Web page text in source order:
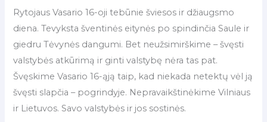
Rytojaus Vasario 16-oji tebūnie šviesos ir džiaugsmo
diena. Tevyksta šventinės eitynės po spindinčia Saule ir
giedru Tėvynės dangumi. Bet neužsimirškime – švęsti
valstybės atkūrimą ir ginti valstybę nėra tas pat.
Švęskime Vasario 16-ąją taip, kad niekada netektų vėl ją
švęsti slapčia – pogrindyje. Nepravaikštinėkime Vilniaus
ir Lietuvos. Savo valstybės ir jos sostinės.